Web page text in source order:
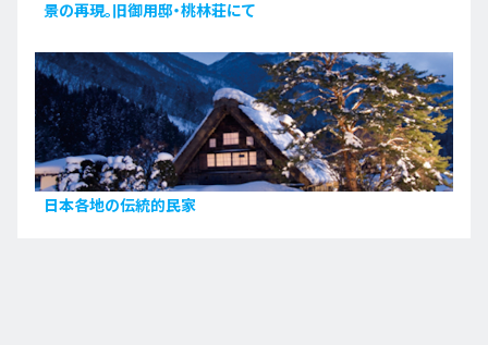
景の再現。旧御用邸・桃林荘にて
日本各地の伝統的民家